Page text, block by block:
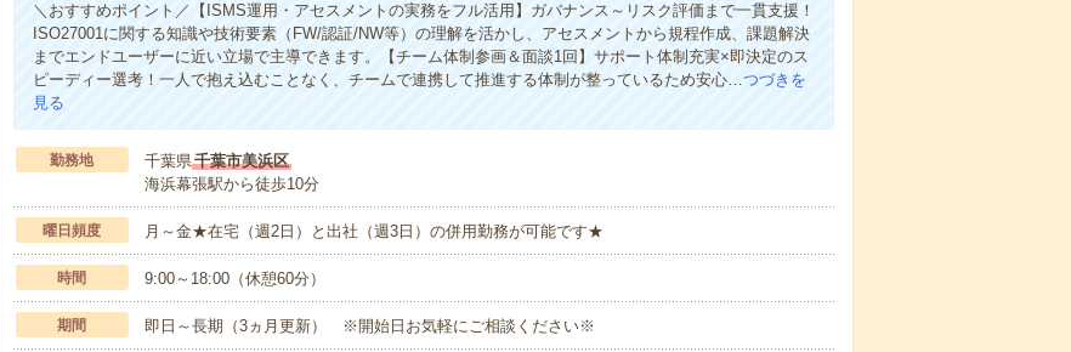
＼おすすめポイント／【ISMS運用・アセスメントの実務をフル活用】ガバナンス～リスク評価まで一貫支援！
ISO27001に関する知識や技術要素（FW/認証/NW等）の理解を活かし、アセスメントから規程作成、課題解決
までエンドユーザーに近い立場で主導できます。【チーム体制参画＆面談1回】サポート体制充実×即決定のス
ピーディー選考！一人で抱え込むことなく、チームで連携して推進する体制が整っているため安心…つづきを
見る
勤務地 千葉県千葉市美浜区
海浜幕張駅から徒歩10分
曜日頻度 月～金★在宅（週2日）と出社（週3日）の併用勤務が可能です★
時間 9:00～18:00（休憩60分）
期間 即日～長期（3ヵ月更新） ※開始日お気軽にご相談ください※